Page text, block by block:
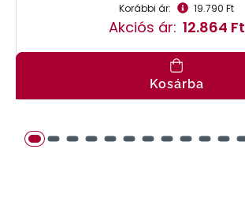
Korábbi ár: 19.790 Ft
Akciós ár: 12.864 Ft
Kosárba